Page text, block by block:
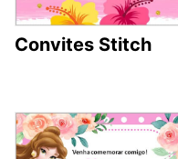
Convites Stitch